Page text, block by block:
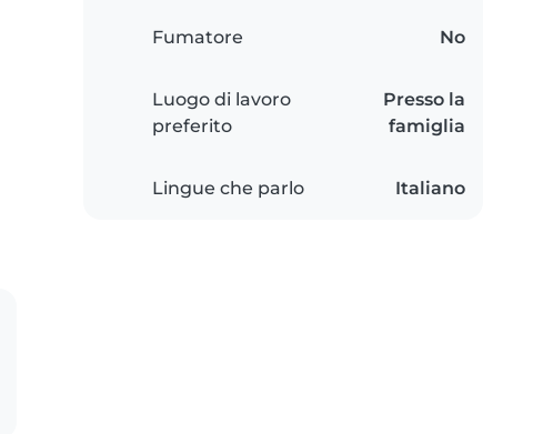
Fumatore No
Luogo di lavoro
preferito
Presso la
famiglia
Lingue che parlo Italiano